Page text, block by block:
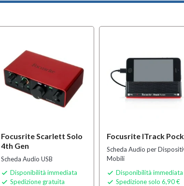
Focusrite Scarlett Solo
4th Gen
Scheda Audio USB
 Disponibilità immediata
 Spedizione gratuita
Focusrite ITrack
Scheda Audio per
Mobili
 Disponibilità immediata
 Spedizione solo 6,90 €